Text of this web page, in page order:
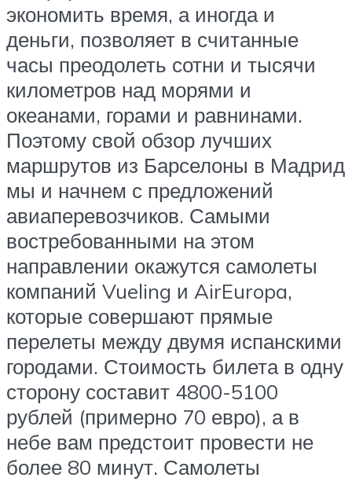
экономить время, а иногда и
деньги, позволяет в считанные
часы преодолеть сотни и тысячи
километров над морями и
океанами, горами и равнинами.
Поэтому свой обзор лучших
маршрутов из Барселоны в Мадрид
мы и начнем с предложений
авиаперевозчиков. Самыми
востребованными на этом
направлении окажутся самолеты
компаний Vueling и AirEuropa,
которые совершают прямые
перелеты между двумя испанскими
городами. Стоимость билета в одну
сторону составит 4800-5100
рублей (примерно 70 евро), а в
небе вам предстоит провести не
более 80 минут. Самолеты